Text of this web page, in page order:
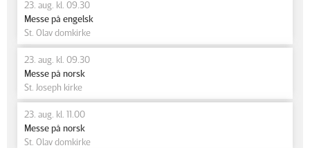
23. aug. kl. 09.30
Messe på engelsk
St. Olav domkirke
23. aug. kl. 09.30
Messe på norsk
St. Joseph kirke
23. aug. kl. 11.00
Messe på norsk
St. Olav domkirke